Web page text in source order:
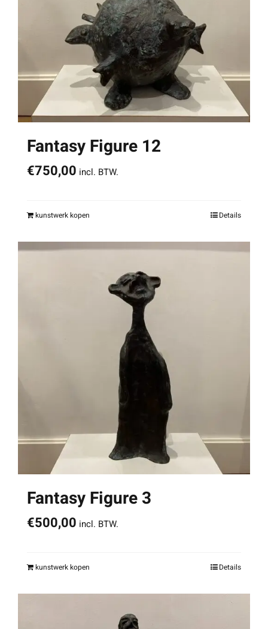
Fantasy Figure 12
€750,00 incl. BTW.
kunstwerk kopen Details
Fantasy Figure 3
€500,00 incl. BTW.
kunstwerk kopen Details